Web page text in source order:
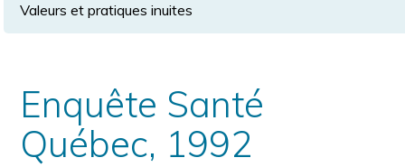
Valeurs et pratiques inuites
Enquête Santé
Québec, 1992